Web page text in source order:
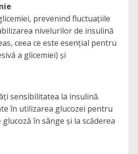
prevenind fluctuațiile
nivelurilor de insulină
ceea ce este esențial pentru
a glicemiei) și
sensibilitatea la insulină.
în utilizarea glucozei pentru
în sânge și la scăderea